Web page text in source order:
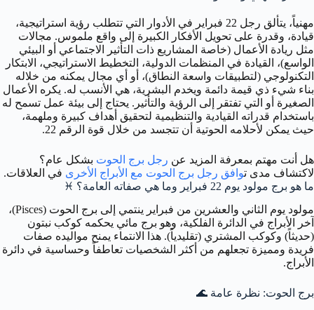
مهنياً، يتألق رجل 22 فبراير في الأدوار التي تتطلب رؤية استراتيجية،
قيادة، وقدرة على تحويل الأفكار الكبيرة إلى واقع ملموس. مجالات
مثل ريادة الأعمال (خاصة المشاريع ذات التأثير الاجتماعي أو البيئي
الواسع)، القيادة في المنظمات الدولية، التخطيط الاستراتيجي، الابتكار
التكنولوجي (لتطبيقات واسعة النطاق)، أو أي مجال يمكنه من خلاله
بناء شيء ذي قيمة دائمة ويخدم البشرية، هي الأنسب له. يكره الأعمال
الصغيرة أو التي تفتقر إلى الرؤية والتأثير. يحتاج إلى بيئة عمل تسمح له
باستخدام قدراته القيادية والتنظيمية لتحقيق أهداف كبيرة وملهمة،
حيث يمكن لأحلامه الحوتية أن تتجسد من خلال قوة الرقم 22.
هل أنت مهتم بمعرفة المزيد عن رجل برج الحوت بشكل عام؟
لاكتشاف مدى توافق رجل برج الحوت مع الأبراج الأخرى في العلاقات.
ما هو برج مولود يوم 22 فبراير وما هي صفاته العامة؟
♓
مولود يوم الثاني والعشرين من فبراير ينتمي إلى برج الحوت (Pisces)،
آخر الأبراج في الدائرة الفلكية، وهو برج مائي يحكمه كوكب نبتون
(حديثاً) وكوكب المشتري (تقليدياً). هذا الانتماء يمنح مواليده صفات
فريدة ومميزة تجعلهم من أكثر الشخصيات تعاطفاً وحساسية في دائرة
الأبراج.
برج الحوت: نظرة عامة 🌊